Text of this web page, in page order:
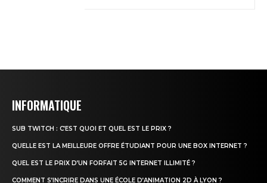
INFORMATIQUE
SUB TWITCH : C’EST QUOI ET QUEL EST LE PRIX ?
QUELLE EST LA MEILLEURE OFFRE ÉTUDIANT POUR UNE BOX INTERNET ?
QUEL EST LE PRIX D’UN FORFAIT 5G INTERNET ILLIMITÉ ?
COMMENT S’INCRIRE DANS UNE ÉCOLE D’ANIMATION 2D À LYON ?